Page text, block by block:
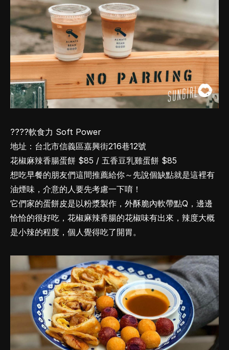
????軟食力 Soft Power
地址：台北市信義區嘉興街216巷12號
花椒麻辣香腸蛋餅 $85 / 五香豆乳雞蛋餅 $85
想吃早餐的朋友們這間推薦給你～先說個缺點就是這裡有
油煙味，介意的人要先考慮一下唷！
它們家的蛋餅皮是以粉漿製作，外酥脆內軟帶點Q，邊邊
恰恰的很好吃，花椒麻辣香腸的花椒味有出來，辣度大概
是小辣的程度，個人覺得吃了開胃。